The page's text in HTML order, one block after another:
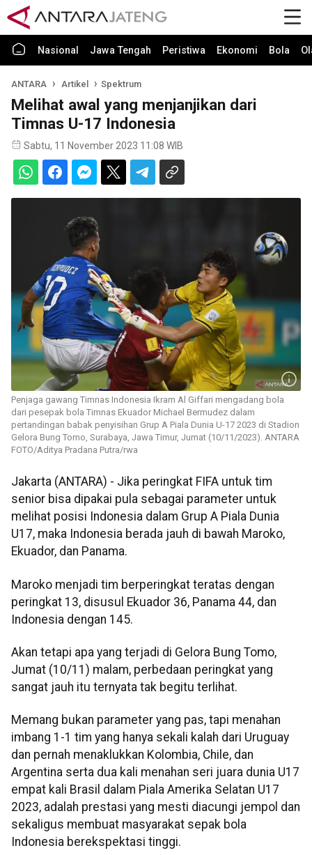
Nasional Jawa Tengah Peristiwa Ekonomi Bola
ANTARA Artikel Spektrum
Melihat awal yang menjanjikan dari
Timnas U-17 Indonesia
Sabtu, 11 November 2023 11:08 WIB
Penjaga gawang Timnas Indonesia Ikram Al Giffari mengadang bola
dari pesepak bola Timnas Ekuador Michael Bermudez dalam
pertandingan babak penyisihan Grup A Piala Dunia U-17 2023 di Stadion
Gelora Bung Tomo, Surabaya, Jawa Timur, Jumat (10/11/2023). ANTARA
FOTO/Aditya Pradana Putra/rwa
Jakarta (ANTARA) - Jika peringkat FIFA untuk tim
senior bisa dipakai pula sebagai parameter untuk
melihat posisi Indonesia dalam Grup A Piala Dunia
U17, maka Indonesia berada jauh di bawah Maroko,
Ekuador, dan Panama.
Maroko menjadi tim berperingkat teratas dengan
peringkat 13, disusul Ekuador 36, Panama 44, dan
Indonesia dengan 145.
Akan tetapi apa yang terjadi di Gelora Bung Tomo,
Jumat (10/11) malam, perbedaan peringkat yang
sangat jauh itu ternyata tak begitu terlihat.
Memang bukan parameter yang pas, tapi menahan
imbang 1-1 tim yang hanya sekali kalah dari Uruguay
dan pernah menaklukkan Kolombia, Chile, dan
Argentina serta dua kali menahan seri juara dunia U17
empat kali Brasil dalam Piala Amerika Selatan U17
2023, adalah prestasi yang mesti diacungi jempol dan
sekaligus membuat masyarakat sepak bola
Indonesia berekspektasi tinggi.